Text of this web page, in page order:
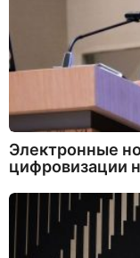
Электронные
цифровизации